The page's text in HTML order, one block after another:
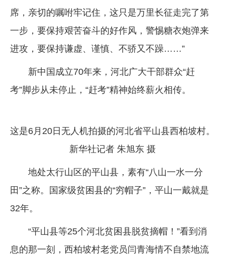
席，亲切的嘱咐牢记住，这只是万里长征走完了第
一步，要保持艰苦奋斗的好作风，警惕糖衣炮弹来
进攻，要保持谦虚、谨慎、不骄又不躁……”
新中国成立70年来，河北广大干部群众“赶
考”脚步从未停止，“赶考”精神始终薪火相传。
这是6月20日无人机拍摄的河北省平山县西柏坡村。
新华社记者 朱旭东 摄
地处太行山区的平山县，素有“八山一水一分
田”之称。国家级贫困县的“穷帽子”，平山一戴就是
32年。
“平山县等25个河北贫困县脱贫摘帽！”看到消
息的那一刻，西柏坡村老党员闫青海情不自禁地流